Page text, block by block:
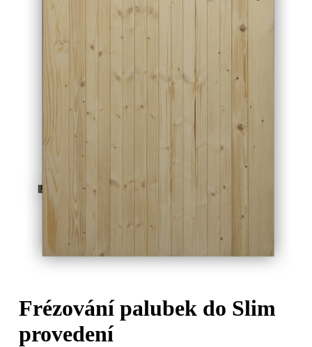
Frézování palubek do Slim
provedení